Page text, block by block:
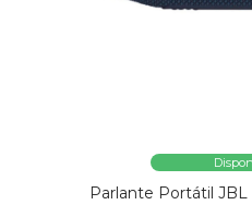
Parlante Portátil